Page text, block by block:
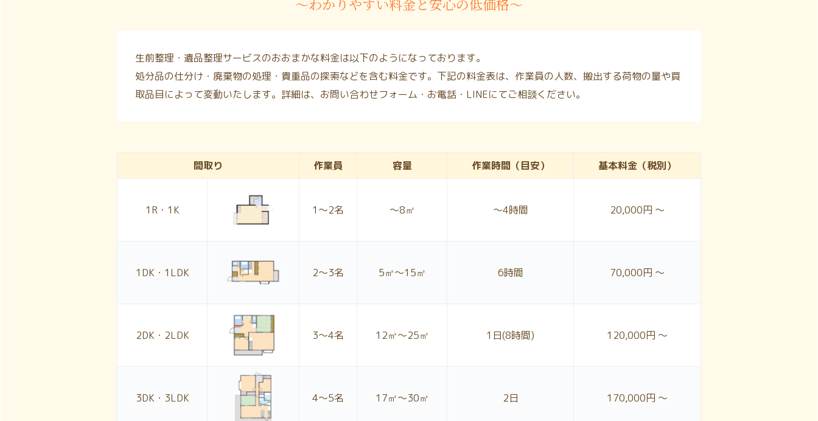
〜わかりやすい料金と安心の低価格〜
生前整理・遺品整理サービスのおおまかな料金は以下のようになっております。
処分品の仕分け・廃棄物の処理・貴重品の探索などを含む料金です。下記の料金表は、作業員の人数、搬出する荷物の量や買
取品目によって変動いたします。詳細は、お問い合わせフォーム・お電話・LINEにてご相談ください。
間取り 作業員 容量 作業時間 （目安） 基本料金 （税別）
1R・1K 1〜2名 ～8㎥ ～4時間 20,000円 ～
1DK・1LDK 2〜3名 5㎥～15㎥ 6時間 70,000円 ～
2DK・2LDK 3〜4名 12㎥～25㎥ 1日(8時間) 120,000円 ～
3DK・3LDK 4〜5名 17㎥～30㎥ 2日 170,000円 ～